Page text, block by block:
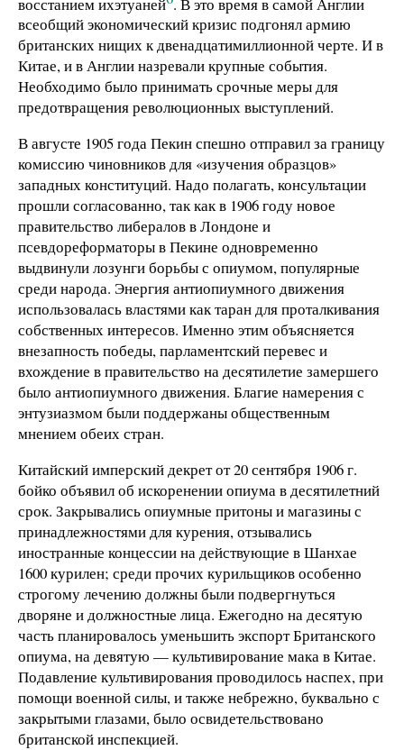
всеобщий экономический кризис подгонял армию
британских нищих к двенадцатимиллионной черте. И в
Китае, и в Англии назревали крупные события.
Необходимо было принимать срочные меры для
предотвращения революционных выступлений.
В августе 1905 года Пекин спешно отправил за границу
комиссию чиновников для «изучения образцов»
западных конституций. Надо полагать, консультации
прошли согласованно, так как в 1906 году новое
правительство либералов в Лондоне и
псевдореформаторы в Пекине одновременно
выдвинули лозунги борьбы с опиумом, популярные
среди народа. Энергия антиопиумного движения
использовалась властями как таран для проталкивания
собственных интересов. Именно этим объясняется
внезапность победы, парламентский перевес и
вхождение в правительство на десятилетие замершего
было антиопиумного движения. Благие намерения с
энтузиазмом были поддержаны общественным
мнением обеих стран.
Китайский имперский декрет от 20 сентября 1906 г.
бойко объявил об искоренении опиума в десятилетний
срок. Закрывались опиумные притоны и магазины с
принадлежностями для курения, отзывались
иностранные концессии на действующие в Шанхае
1600 курилен; среди прочих курильщиков особенно
строгому лечению должны были подвергнуться
дворяне и должностные лица. Ежегодно на десятую
часть планировалось уменьшить экспорт Британского
опиума, на девятую — культивирование мака в Китае.
Подавление культивирования проводилось наспех, при
помощи военной силы, и также небрежно, буквально с
закрытыми глазами, было освидетельствовано
британской инспекцией.